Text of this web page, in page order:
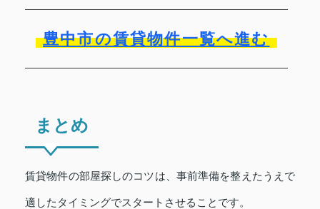
豊中市の賃貸物件一覧へ進む
まとめ
賃貸物件の部屋探しのコツは、事前準備を整えたうえで
適したタイミングでスタートさせることです。